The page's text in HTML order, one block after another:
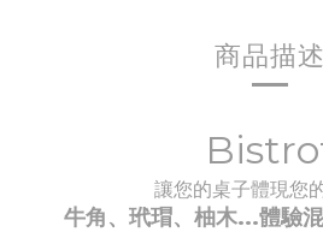
商品描述
讓您的桌子體現您
牛角、玳瑁、柚木...體驗